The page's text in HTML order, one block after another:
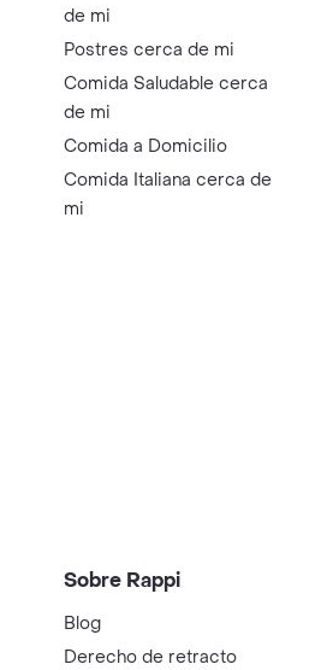
de mi
Postres cerca de mi
Comida Saludable cerca
de mi
Comida a Domicilio
Comida Italiana cerca de
mi
Sobre Rappi
Blog
Derecho de retracto